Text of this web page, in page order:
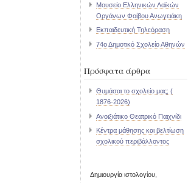
Μουσείο Ελληνικών Λαϊκών
Οργάνων Φοίβου Ανωγειάκη
Εκπαιδευτική Τηλεόραση
74ο Δημοτικό Σχολείο Αθηνών
Πρόσφατα άρθρα
Θυμάσαι το σχολείο μας; (
1876-2026)
Ανοιξιάτικο Θεατρικό Παιχνίδι
Κέντρα μάθησης και βελτίωση
σχολικού περιβάλλοντος
Δημιουργία ιστολογίου,